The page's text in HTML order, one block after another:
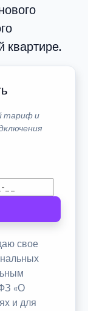
квартире.
тариф и
свое
«О
и для